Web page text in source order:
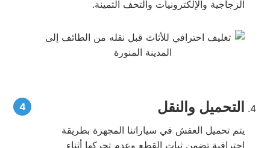
الزجاجية والإلكترونيات والتحف الثمينة.
التحميل والنقل
يتم تحميل العفش في سياراتنا المجهزة بطريقة
احترافية تضمن ثبات القطع وعدم تحركها أثناء